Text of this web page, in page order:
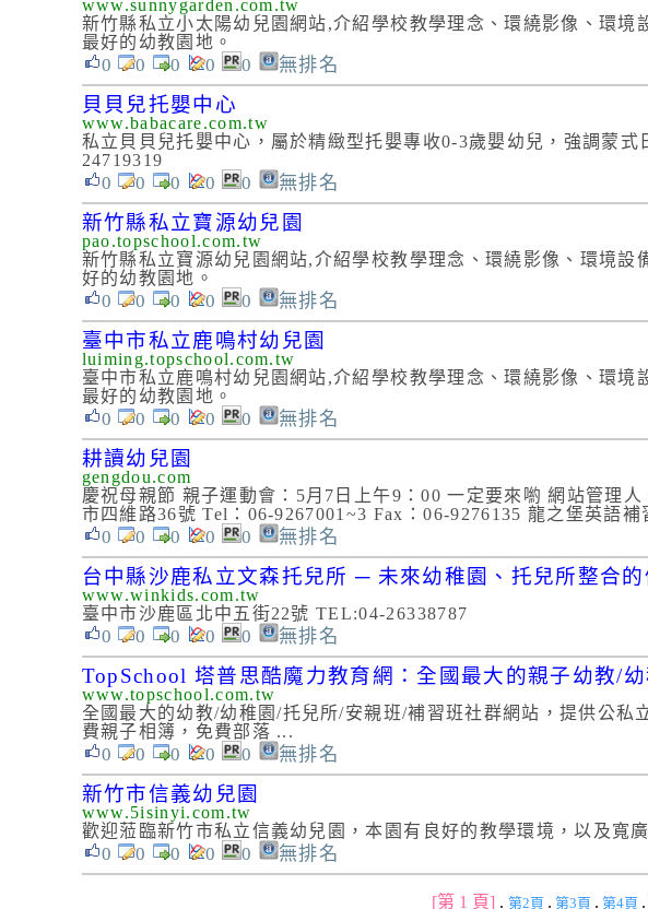
www.sunnygarden.com.tw
新竹縣私立小太陽幼兒園網站,介紹學校教學理念、環繞影像、環
最好的幼教園地。
0 0 0 0 0 無排名
貝貝兒托嬰中心
www.babacare.com.tw
私立貝貝兒托嬰中心，屬於精緻型托嬰專收0-3歲嬰幼兒，強調蒙
24719319
0 0 0 0 0 無排名
新竹縣私立寶源幼兒園
pao.topschool.com.tw
新竹縣私立寶源幼兒園網站,介紹學校教學理念、環繞影像、環境
好的幼教園地。
0 0 0 0 0 無排名
臺中市私立鹿鳴村幼兒園
luiming.topschool.com.tw
臺中市私立鹿鳴村幼兒園網站,介紹學校教學理念、環繞影像、環
最好的幼教園地。
0 0 0 0 0 無排名
耕讀幼兒園
gengdou.com
慶祝母親節 親子運動會：5月7日上午9：00 一定要來喲 網站管理
市四維路36號 Tel：06-9267001~3 Fax：06-9276135 龍之堡英語
0 0 0 0 0 無排名
台中縣沙鹿私立文森托兒所 ─ 未來幼稚園、托兒所整合的
www.winkids.com.tw
臺中市沙鹿區北中五街22號 TEL:04-26338787
0 0 0 0 0 無排名
TopSchool 塔普思酷魔力教育網：全國最大的親子幼教/
www.topschool.com.tw
全國最大的幼教/幼稚園/托兒所/安親班/補習班社群網站，提供公
費親子相簿，免費部落 ...
0 0 0 0 0 無排名
新竹市信義幼兒園
www.5isinyi.com.tw
歡迎蒞臨新竹市私立信義幼兒園，本園有良好的教學環境，以及
0 0 0 0 0 無排名
[第 1 頁] . 第2頁 . 第3頁 . 第4頁 .